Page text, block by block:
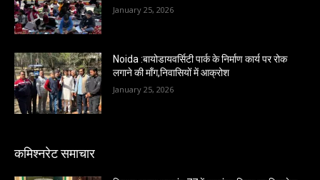
January 25, 2026
Noida :बायोडायवर्सिटी पार्क के निर्माण कार्य पर रोक
लगाने की माँग,निवासियों में आक्रोश
January 25, 2026
कमिश्नरेट समाचार